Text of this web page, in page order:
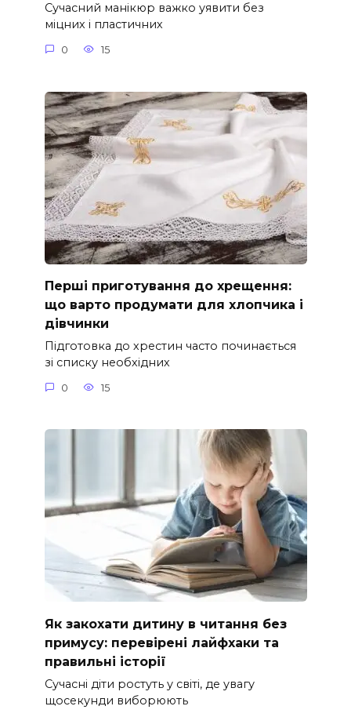
Сучасний манікюр важко уявити без
міцних і пластичних
0 15
Перші приготування до хрещення:
що варто продумати для хлопчика і
дівчинки
Підготовка до хрестин часто починається
зі списку необхідних
0 15
Як закохати дитину в читання без
примусу: перевірені лайфхаки та
правильні історії
Сучасні діти ростуть у світі, де увагу
щосекунди виборюють